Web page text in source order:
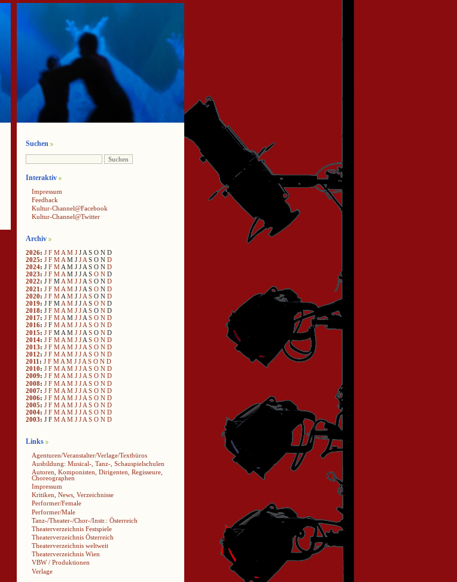
Suchen
Interaktiv
Impressum
Feedback
Kultur-Channel@Facebook
Kultur-Channel@Twitter
Archiv
2026: J F M A M J J A S O N D
2025: J F M A M J J A S O N D
2024: J F M A M J J A S O N D
2023: J F M A M J J A S O N D
2022: J F MA M J JA S O N D
2021 : J F M A M J J A S O N D
2020: J F M A M J J A S O N D
2019: J F M A M J J A S O N D
2018: J F M A M J J A S O N D
2017: J F M A M J J A S O N D
2016: J F M A M J J A S O N D
2015: J F M A M J J A S O N D
2014: J F M A M J J A S O N D
2013: J F M A M J J A S O N D
2012: J F M A M J J A S O N D
2011 : J F M A M J J A S O N D
2010: J F M A M J J A S O N D
2009: J F MA M J JA S O N D
2008: J F M A M J J A S O N D
2007: J F M A M J J A S O N D
2006: J F M A M J J A S O N D
2005: J F M A M J J A S O N D
2004: J F M A M J J A S O N D
2003: J F M A M J J A S O N D
Links
Agenturen/Veranstalter/Verlage/Textbüros
Ausbildung: Musical-, Tanz-, Schauspielschulen
Autoren, Komponisten, Dirigenten, Regisseure,
Choreographen
Impressum
Kritiken, News, Verzeichnisse
Performer/Female
Performer/Male
Tanz-/Theater-/Chor-/Instr.: Österreich
Theaterverzeichnis Festspiele
Theaterverzeichnis Österreich
Theaterverzeichnis weltweit
Theaterverzeichnis Wien
VBW / Produktionen
Verlage